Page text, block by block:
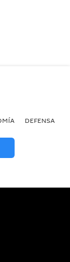
DEFENSA